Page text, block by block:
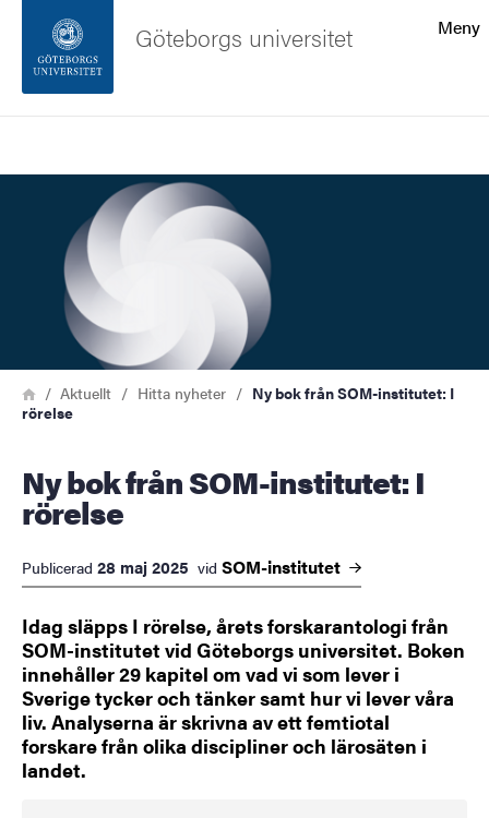
Sidfoten
Om webbplatsen
Meny
Göteborgs universitet
Bild
Länkstig
HemAktuellt Hitta nyheter
Ny bok från SOM-institutet: I
rörelse
Ny bok från SOM-institutet: I
rörelse
Publicerad 28 maj 2025 vid SOM-institutet
Idag släpps I rörelse, årets forskarantologi från
SOM-institutet vid Göteborgs universitet. Boken
innehåller 29 kapitel om vad vi som lever i
Sverige tycker och tänker samt hur vi lever våra
liv. Analyserna är skrivna av ett femtiotal
forskare från olika discipliner och lärosäten i
landet.